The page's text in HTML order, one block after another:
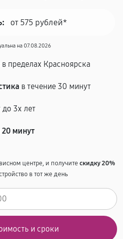
от 575 рублей*
на 07.08.2026
в пределах Красноярска
в течение 30 минут
3х лет
20 минут
центре, и получитескидку 20%
в тот же день